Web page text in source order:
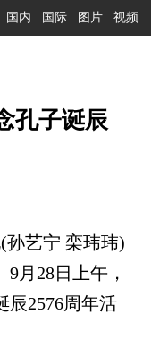
国内 国际 图片 视频
孔子诞辰
艺宁 栾玮玮)
月28日上午，
辰2576周年活